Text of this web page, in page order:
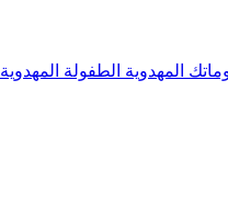
المهدوية الطفولة المهدوية